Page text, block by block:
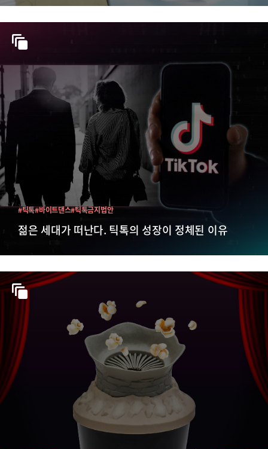
젊은 세대가 떠난다. 틱톡의 성장이 정체된 이유
#틱톡#바이트댄스#틱톡금지법안